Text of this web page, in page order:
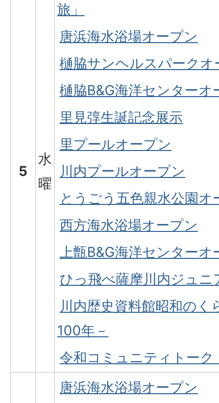
5
水
曜
旅」
唐浜海水浴場オープン
樋脇サンヘルスパークオ
樋脇B&G海洋センターオ
里見弴生誕記念展示
里プールオープン
川内プールオープン
とうごう五色親水公園オ
西方海水浴場オープン
上甑B&G海洋センターオ
ひっ飛べ薩摩川内ジュニ
川内歴史資料館昭和のく
100年－
令和コミュニティトーク
唐浜海水浴場オープン